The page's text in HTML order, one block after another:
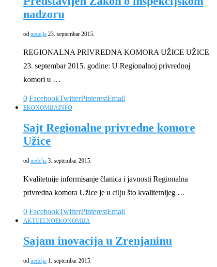
nadzoru
od nedelja 23. septembar 2015.
REGIONALNA PRIVREDNA KOMORA UŽICE UŽICE
23. septembar 2015. godine: U Regionalnoj privrednoj
komori u …
0 FacebookTwitterPinterestEmail
EKONOMIJAINFO
Sajt Regionalne privredne komore
Užice
od nedelja 3. septembar 2015.
Kvalitetnije informisanje članica i javnosti Regionalna
privredna komora Užice je u cilju što kvalitetnijeg …
0 FacebookTwitterPinterestEmail
AKTUELNOEKONOMIJA
Sajam inovacija u Zrenjaninu
od nedelja 1. septembar 2015.